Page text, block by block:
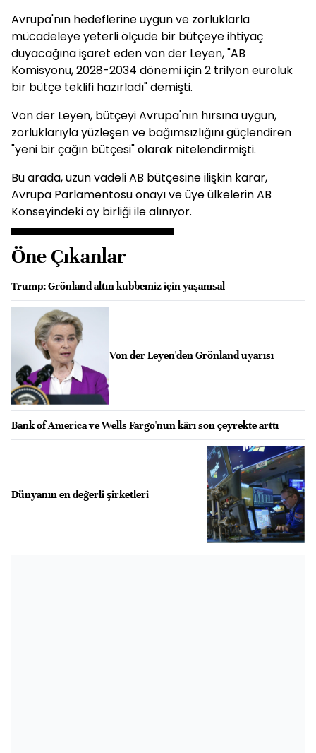
Avrupa'nın hedeflerine uygun ve zorluklarla
mücadeleye yeterli ölçüde bir bütçeye ihtiyaç
duyacağına işaret eden von der Leyen, "AB
Komisyonu, 2028-2034 dönemi için 2 trilyon euroluk
bir bütçe teklifi hazırladı" demişti.
Von der Leyen, bütçeyi Avrupa'nın hırsına uygun,
zorluklarıyla yüzleşen ve bağımsızlığını güçlendiren
"yeni bir çağın bütçesi" olarak nitelendirmişti.
Bu arada, uzun vadeli AB bütçesine ilişkin karar,
Avrupa Parlamentosu onayı ve üye ülkelerin AB
Konseyindeki oy birliği ile alınıyor.
Öne Çıkanlar
Trump: Grönland altın kubbemiz için yaşamsal
Von der Leyen'den Grönland uyarısı
Bank of America ve Wells Fargo'nun kârı son çeyrekte arttı
Dünyanın en değerli şirketleri